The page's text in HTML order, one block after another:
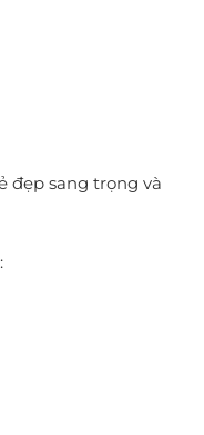
đẹp sang trọng và